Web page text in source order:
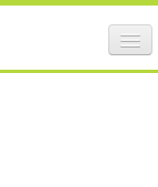
le